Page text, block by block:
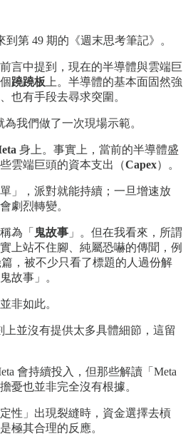
第 49 期的《週末思考筆記》。
言中提到，現在的半導體與雲端巨
蹺蹺板 上。半導體的基本面固然強
也有手段去尋求突圍。
為我們做了一次現場示範。
身上。事實上，當前的半導體盛
雲端巨頭的資本支出（Capex）。
」，派對就能持續；一旦增速放
劇烈轉變。
為「 鬼故事 」。但在我看來，所謂
上站不住腳、純屬恐嚇的傳聞，例
，被不少只看了標題的人過份解
故事」。
非如此。
上並沒有提供太多具體細節，這留
會持續投入，但那些解讀「Meta
憂也並非完全沒有根據。
性」出現裂縫時，資金選擇去槓
極其合理的反應。